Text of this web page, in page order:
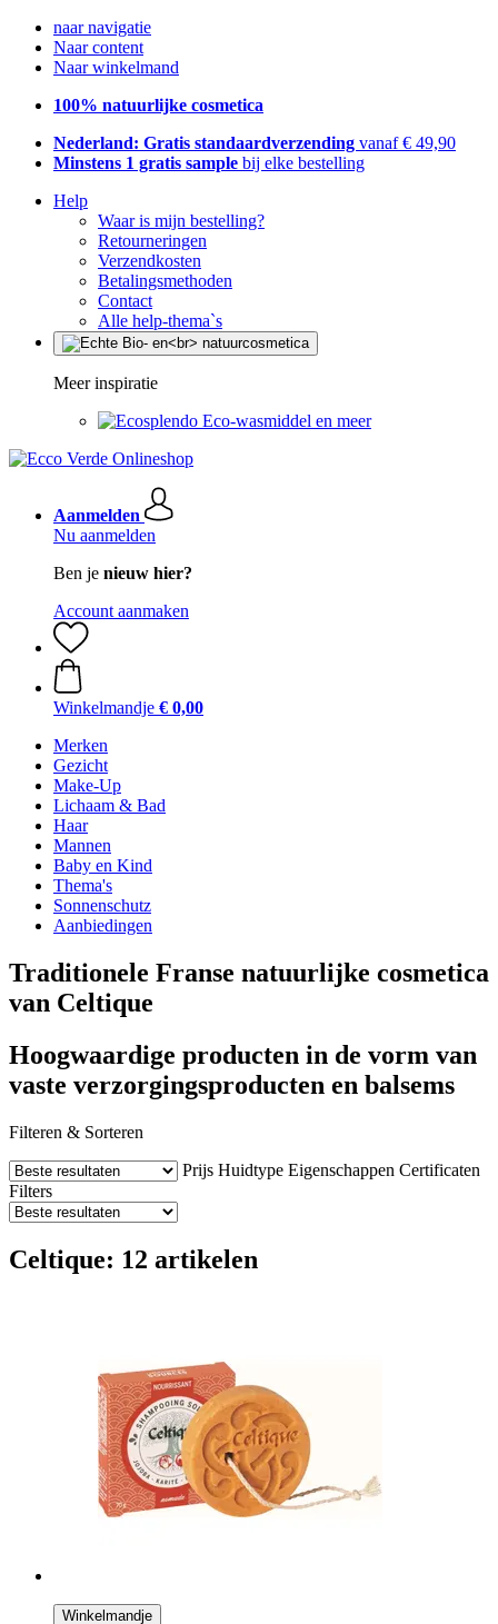
naar navigatie
Naar content
Naar winkelmand
100% natuurlijke cosmetica
Nederland: Gratis standaardverzending vanaf € 49,90
Minstens 1 gratis sample bij elke bestelling
Help
Waar is mijn bestelling?
Retourneringen
Verzendkosten
Betalingsmethoden
Contact
Alle help-thema`s
Meer inspiratie
Eco-wasmiddel en meer
Aanmelden
Nu aanmelden
Ben je nieuw hier?
Account aanmaken
Winkelmandje € 0,00
Merken
Gezicht
Make-Up
Lichaam & Bad
Haar
Mannen
Baby en Kind
Thema's
Sonnenschutz
Aanbiedingen
Traditionele Franse natuurlijke cosmetica
van Celtique
Hoogwaardige producten in de vorm van
vaste verzorgingsproducten en balsems
Filteren & Sorteren
Prijs Huidtype Eigenschappen Certificaten
Filters
Celtique: 12 artikelen
Winkelmandje